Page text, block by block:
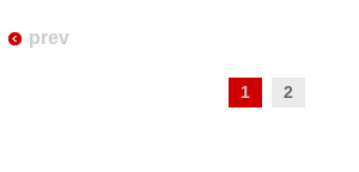
prev
1 2